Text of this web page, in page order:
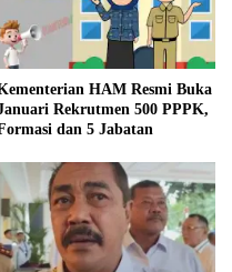
HAM Resmi Buka
Rekrutmen 500 PPPK,
dan 5 Jabatan